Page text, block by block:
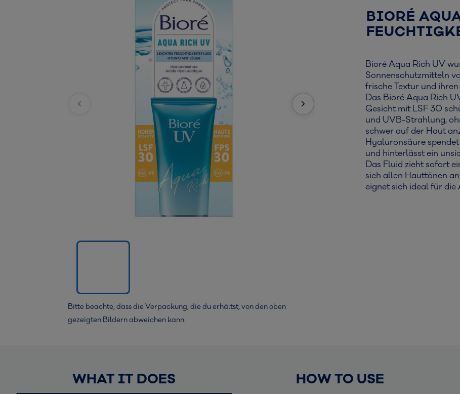
Bitte beachte, dass die Verpackung, die du erhältst, von den oben
gezeigten Bildern abweichen kann.
BIORÉ
Bioré Aqua Rich UV
Sonnenschutzmitteln
frische Textur und
Das Bioré Aqua Rich
Gesicht mit LSF 30
und UVB-Strahlung,
schwer auf der Haut
Hyaluronsäure
und hinterlässt ein
Das Fluid zieht sofort
sich allen Hauttönen
eignet sich ideal für
WHAT IT DOES HOW TO USE